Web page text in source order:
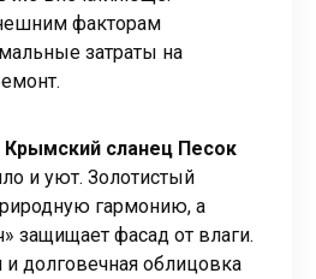
факторам
затраты на
Крымский сланец Песок
и уют. Золотистый
гармонию, а
защищает фасад от влаги.
и долговечная облицовка